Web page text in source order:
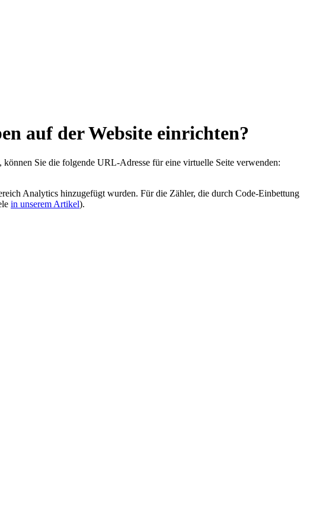
auf der Website einrichten?
Sie die folgende URL-Adresse für eine virtuelle Seite verwenden:
Analytics hinzugefügt wurden. Für die Zähler, die durch Code-Einbettung
in unserem Artikel).